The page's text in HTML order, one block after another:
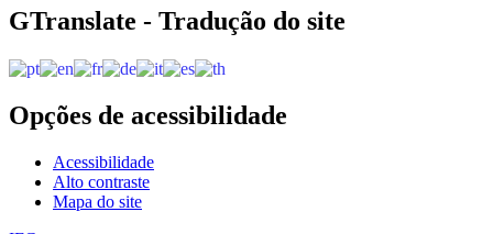
Acesso à informação
GTranslate - Tradução do site
Opções de acessibilidade
Acessibilidade
Alto contraste
Mapa do site